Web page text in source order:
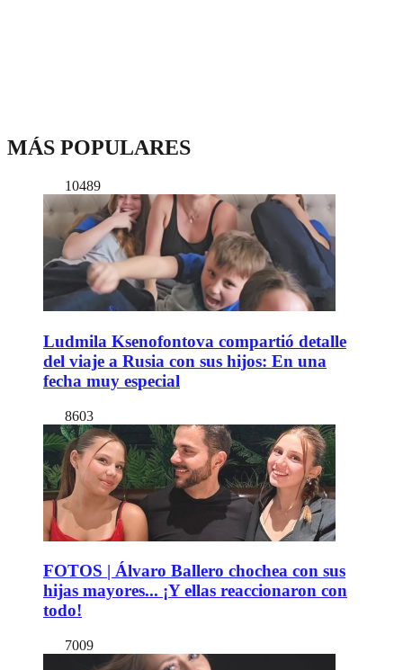
MÁS POPULARES
10489
Ludmila Ksenofontova compartió detalle
del viaje a Rusia con sus hijos: En una
fecha muy especial
8603
FOTOS | Álvaro Ballero chochea con sus
hijas mayores... ¡Y ellas reaccionaron con
todo!
7009